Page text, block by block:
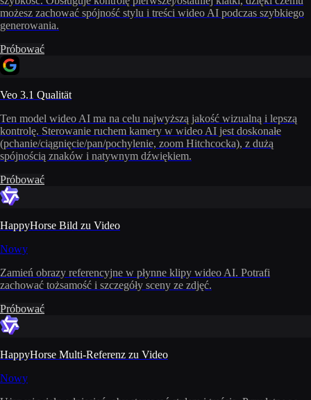
możesz zachować spójność stylu i treści wideo AI podczas szybkiego
generowania.
Próbować
Veo 3.1 Qualität
Ten model wideo AI ma na celu najwyższą jakość wizualną i lepszą
kontrolę. Sterowanie ruchem kamery w wideo AI jest doskonałe
(pchanie/ciągnięcie/pan/pochylenie, zoom Hitchcocka), z dużą
spójnością znaków i natywnym dźwiękiem.
Próbować
HappyHorse Bild zu Video
Nowy
Zamień obrazy referencyjne w płynne klipy wideo AI. Potrafi
zachować tożsamość i szczegóły sceny ze zdjęć.
Próbować
HappyHorse Multi-Referenz zu Video
Nowy